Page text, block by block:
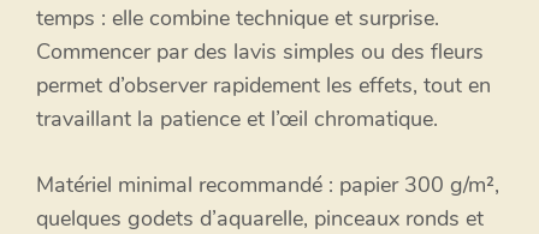
temps : elle combine technique et surprise.
Commencer par des lavis simples ou des fleurs
permet d’observer rapidement les effets, tout en
travaillant la patience et l’œil chromatique.
Matériel minimal recommandé : papier 300 g/m²,
quelques godets d’aquarelle, pinceaux ronds et